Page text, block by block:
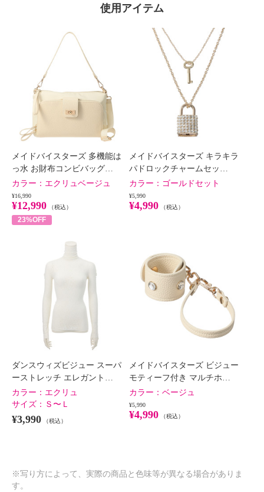
使用アイテム
メイドバイスターズ 多機能は
っ水 お財布コンビバッグ…
カラー： エクリュベージュ
¥16,990
¥12,990 （税込）
23%OFF
メイドバイスターズ キラキラ
パドロックチャームセッ…
カラー： ゴールドセット
¥5,990
¥4,990 （税込）
ダンスウィズビジュー スーパ
ーストレッチ エレガント…
カラー： エクリュ
サイズ： Ｓ〜Ｌ
¥3,990 （税込）
メイドバイスターズ ビジュー
モティーフ付き マルチホ…
カラー： ベージュ
¥5,990
¥4,990 （税込）
※写り方によって、実際の商品と色味等が異なる場合がありま
す。